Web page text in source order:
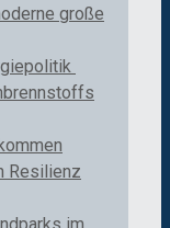
große
Resilienz
im